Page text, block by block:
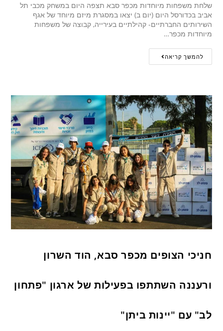
שלחת משפחות מיוחדות מכפר סבא תצפה היום במשחק מכבי תל
אביב בכדורסל היום (יום ב) יצאו במסגרת מיזם מיוחד של אגף
השירותים החברתיים- קהילתיים בעירייה, קבוצה של משפחות
מיוחדות מכפר…
להמשך קריאה
חניכי הצופים מכפר סבא, הוד השרון
ורעננה השתתפו בפעילות של ארגון "פתחון
לב" עם "יינות ביתן"